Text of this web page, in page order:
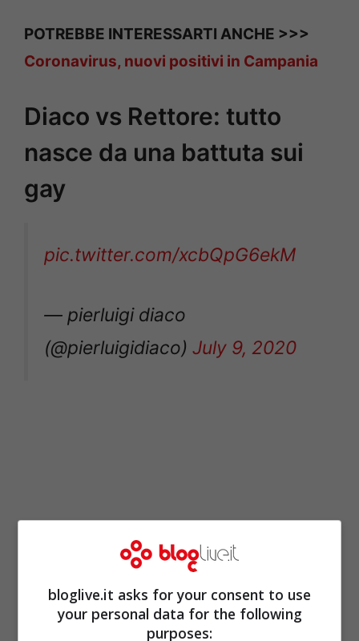
POTREBBE INTERESSARTI ANCHE >>>
Coronavirus, nuovi positivi in Campania
Diaco vs Rettore: tutto
nasce da una battuta sui
gay
pic.twitter.com/xcbQpG6ekM
— pierluigi diaco
(@pierluigidiaco) July 9, 2020
bloglive.it asks for your consent to use
your personal data for the following
purposes: